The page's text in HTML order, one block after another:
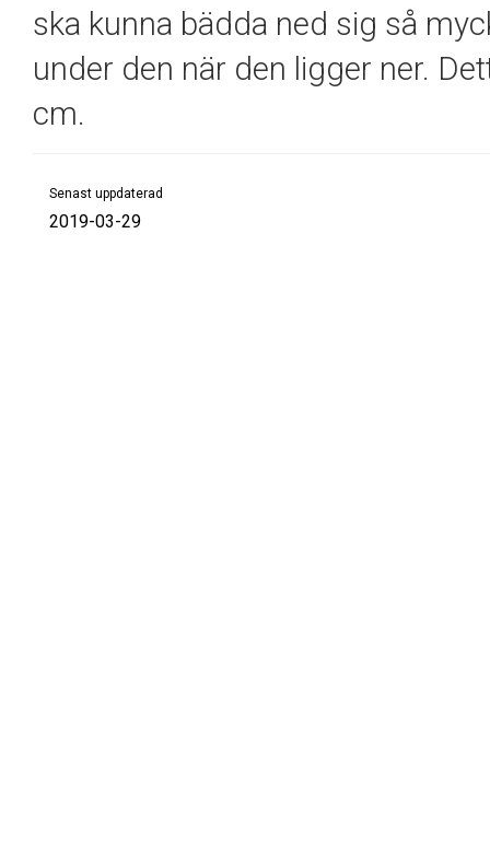
ska kunna bädda ned sig så
under den när den ligger ner.
cm.
Senast uppdaterad
2019-03-29